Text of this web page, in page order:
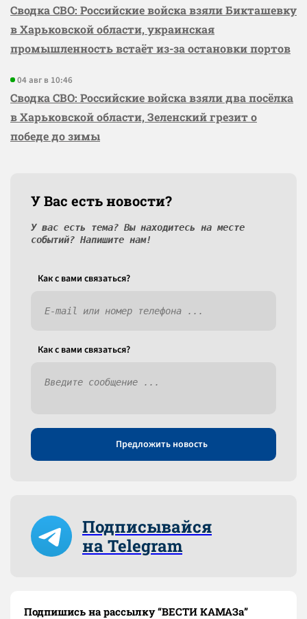
Сводка СВО: Российские войска взяли Бикташевку
в Харьковской области, украинская
промышленность встаёт из-за остановки портов
04 авг в 10:46
Сводка СВО: Российские войска взяли два посёлка
в Харьковской области, Зеленский грезит о
победе до зимы
У Вас есть новости?
У вас есть тема? Вы находитесь на месте
событий? Напишите нам!
Как c вами связаться?
Как c вами связаться?
Предложить новость
Подписывайся
на Telegram
Подпишись на рассылку “ВЕСТИ КАМАЗа”